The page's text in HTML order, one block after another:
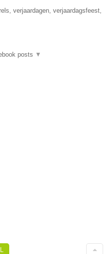
verjaardagen, verjaardagsfeest,
posts ▼